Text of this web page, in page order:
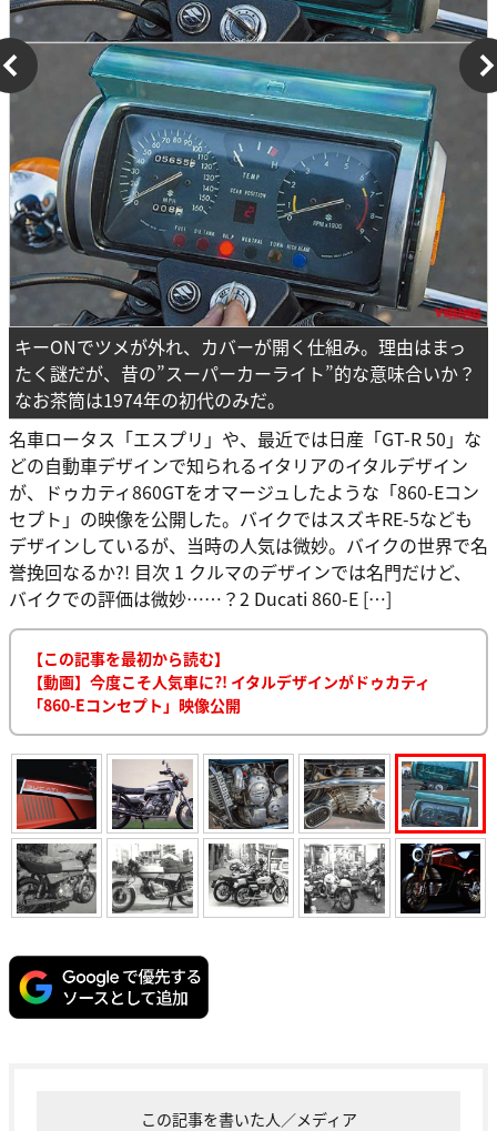
キーONでツメが外れ、カバーが開く仕組み。理由はまっ
たく謎だが、昔の”スーパーカーライト”的な意味合いか？
なお茶筒は1974年の初代のみだ。
名車ロータス「エスプリ」や、最近では日産「GT-R 50」な
どの自動車デザインで知られるイタリアのイタルデザイン
が、ドゥカティ860GTをオマージュしたような「860-Eコン
セプト」の映像を公開した。バイクではスズキRE-5なども
デザインしているが、当時の人気は微妙。バイクの世界で名
誉挽回なるか?! 目次 1 クルマのデザインでは名門だけど、
バイクでの評価は微妙……？2 Ducati 860-E […]
【この記事を最初から読む】
【動画】今度こそ人気車に?! イタルデザインがドゥカティ
「860-Eコンセプト」映像公開
この記事を書いた人／メディア